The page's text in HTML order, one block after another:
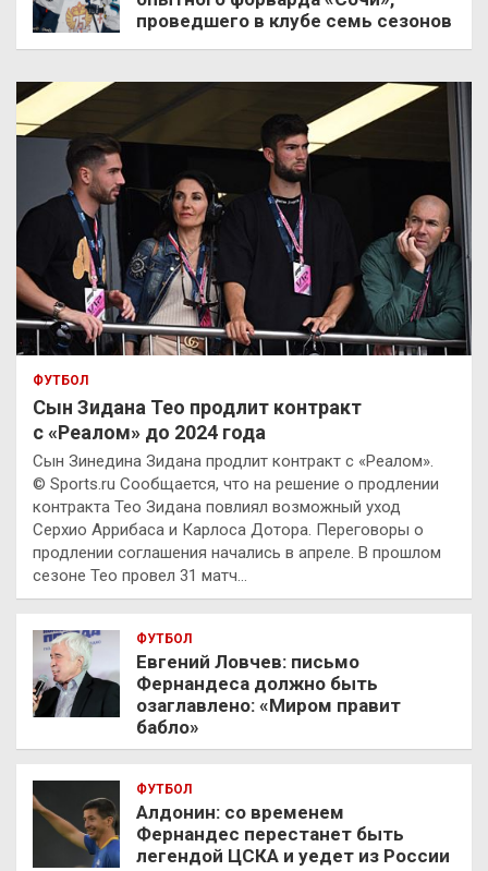
проведшего в клубе семь сезонов
ФУТБОЛ
Сын Зидана Тео продлит контракт
с «Реалом» до 2024 года
Сын Зинедина Зидана продлит контракт с «Реалом».
© Sports.ru Сообщается, что на решение о продлении
контракта Тео Зидана повлиял возможный уход
Серхио Аррибаса и Карлоса Дотора. Переговоры о
продлении соглашения начались в апреле. В прошлом
сезоне Тео провел 31 матч…
ФУТБОЛ
Евгений Ловчев: письмо
Фернандеса должно быть
озаглавлено: «Миром правит
бабло»
ФУТБОЛ
Алдонин: со временем
Фернандес перестанет быть
легендой ЦСКА и уедет из России